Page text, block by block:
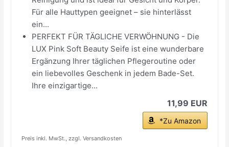
Für alle Hauttypen geeignet – sie hinterlässt
ein...
PERFEKT FÜR TÄGLICHE VERWÖHNUNG - Die
LUX Pink Soft Beauty Seife ist eine wunderbare
Ergänzung Ihrer täglichen Pflegeroutine oder
ein liebevolles Geschenk in jedem Bade-Set.
Ihre einzigartige...
11,99 EUR
*Zu Amazon
Preis inkl. MwSt., zzgl. Versandkosten